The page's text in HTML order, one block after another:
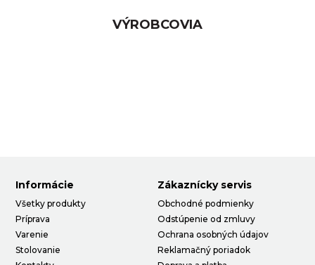
VÝROBCOVIA
Informácie
Všetky produkty
Príprava
Varenie
Stolovanie
Zákaznícky servis
Obchodné podmienky
Odstúpenie od zmluvy
Ochrana osobných údajov
Reklamačný poriadok